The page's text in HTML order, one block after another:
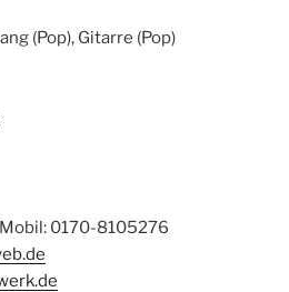
(Pop), Gitarre (Pop)
0170-8105276